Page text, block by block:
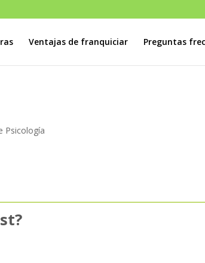
Ventajas de franquiciar Preguntas
Psicología